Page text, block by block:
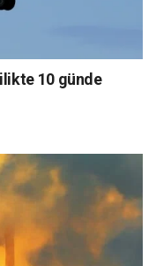
10 günde